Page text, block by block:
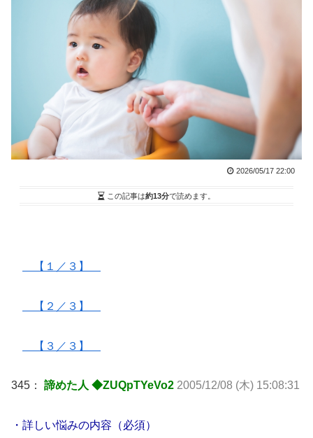
2026/05/17 22:00
この記事は約13分で読めます。
【１／３】
【２／３】
【３／３】
345： 諦めた人 ◆ZUQpTYeVo2 2005/12/08 (木) 15:08:31
・詳しい悩みの内容（必須）